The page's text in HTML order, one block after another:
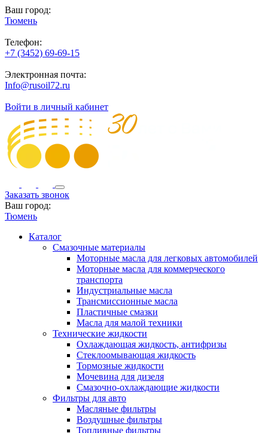
Ваш город:
Тюмень
Телефон:
+7 (3452) 69-69-15
Электронная почта:
Info@rusoil72.ru
Войти в личный кабинет
Заказать звонок
Ваш город:
Тюмень
Каталог
Смазочные материалы
Моторные масла для легковых автомобилей
Моторные масла для коммерческого
транспорта
Индустриальные масла
Трансмиссионные масла
Пластичные смазки
Масла для малой техники
Технические жидкости
Охлаждающая жидкость, антифризы
Стеклоомывающая жидкость
Тормозные жидкости
Мочевина для дизеля
Смазочно-охлаждающие жидкости
Фильтры для авто
Масляные фильтры
Воздушные фильтры
Топливные фильтры